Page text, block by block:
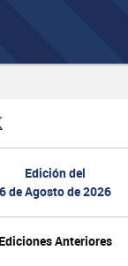
Edición del
6 de Agosto de 2026
Ediciones Anteriores